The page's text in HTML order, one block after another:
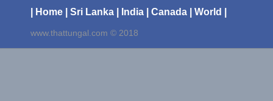
| Home | Sri Lanka | India | Canada | World |
www.thattungal.com © 2018